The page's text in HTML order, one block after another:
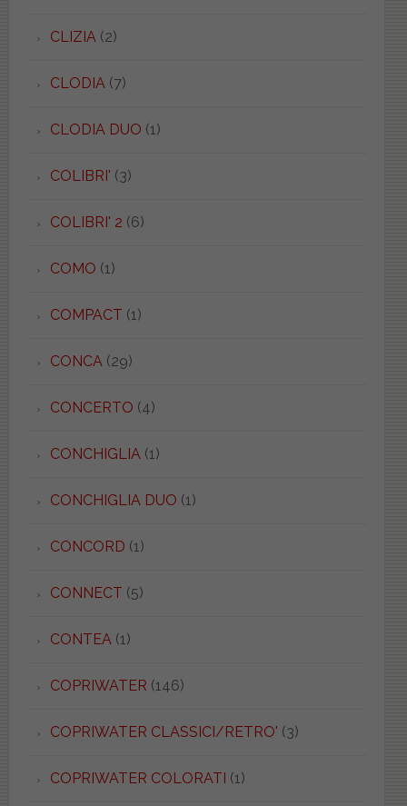
CLIZIA (2)
CLODIA (7)
CLODIA DUO (1)
COLIBRI' (3)
COLIBRI' 2 (6)
COMO (1)
COMPACT (1)
CONCA (29)
CONCERTO (4)
CONCHIGLIA (1)
CONCHIGLIA DUO (1)
CONCORD (1)
CONNECT (5)
CONTEA (1)
COPRIWATER (146)
COPRIWATER CLASSICI/RETRO' (3)
COPRIWATER COLORATI (1)